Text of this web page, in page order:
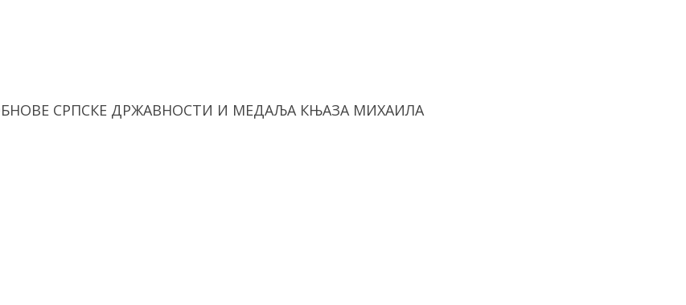
СРПСКЕ ДРЖАВНОСТИ И МЕДАЉА КЊАЗА МИХАИЛА